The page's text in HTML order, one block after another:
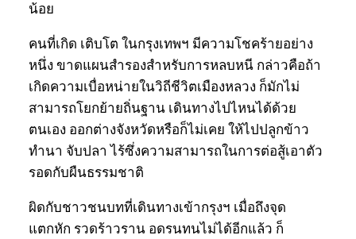
น้อย
คนที่เกิด เติบโต ในกรุงเทพฯ มีความโชคร้ายอย่าง
หนึ่ง ขาดแผนสำรองสำหรับการหลบหนี กล่าวคือถ้า
เกิดความเบื่อหน่ายในวิถีชีวิตเมืองหลวง ก็มักไม่
สามารถโยกย้ายถิ่นฐาน เดินทางไปไหนได้ด้วย
ตนเอง ออกต่างจังหวัดหรือก็ไม่เคย ให้ไปปลูกข้าว
ทำนา จับปลา ไร้ซึ่งความสามารถในการต่อสู้เอาตัว
รอดกับผืนธรรมชาติ
ผิดกับชาวชนบทที่เดินทางเข้ากรุงฯ เมื่อถึงจุด
แตกหัก รวดร้าวราน อดรนทนไม่ได้อีกแล้ว ก็